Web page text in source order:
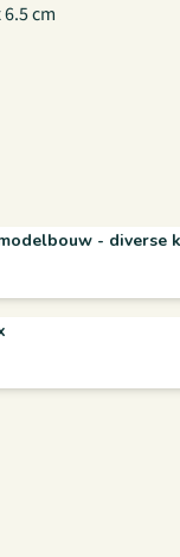
cm
- diverse